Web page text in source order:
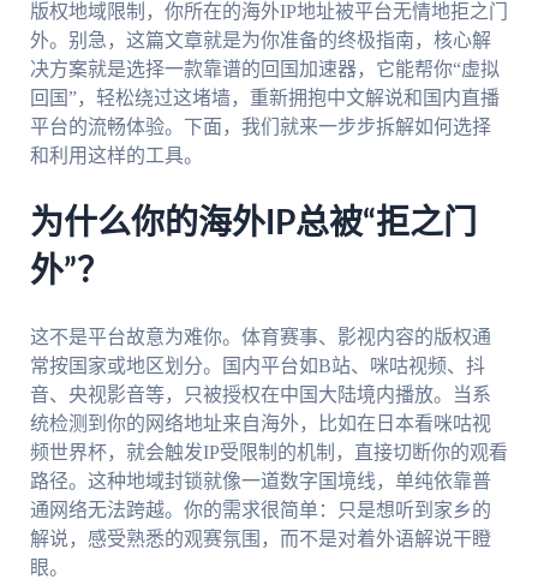
版权地域限制，你所在的海外IP地址被平台无情地拒之门
外。别急，这篇文章就是为你准备的终极指南，核心解
决方案就是选择一款靠谱的回国加速器，它能帮你“虚拟
回国”，轻松绕过这堵墙，重新拥抱中文解说和国内直播
平台的流畅体验。下面，我们就来一步步拆解如何选择
和利用这样的工具。
为什么你的海外IP总被“拒之门
外”？
这不是平台故意为难你。体育赛事、影视内容的版权通
常按国家或地区划分。国内平台如B站、咪咕视频、抖
音、央视影音等，只被授权在中国大陆境内播放。当系
统检测到你的网络地址来自海外，比如在日本看咪咕视
频世界杯，就会触发IP受限制的机制，直接切断你的观看
路径。这种地域封锁就像一道数字国境线，单纯依靠普
通网络无法跨越。你的需求很简单：只是想听到家乡的
解说，感受熟悉的观赛氛围，而不是对着外语解说干瞪
眼。